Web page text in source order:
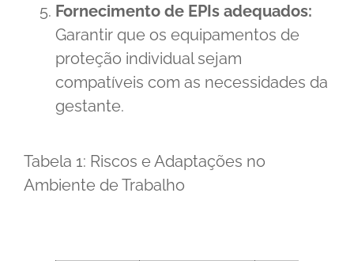
Fornecimento de EPIs adequados:
Garantir que os equipamentos de
proteção individual sejam
compatíveis com as necessidades da
gestante.
Tabela 1: Riscos e Adaptações no
Ambiente de Trabalho